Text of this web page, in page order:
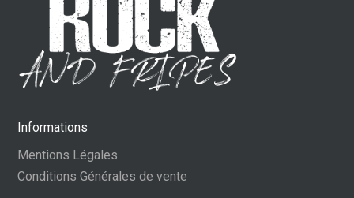
Informations
Mentions Légales
Conditions Générales de vente